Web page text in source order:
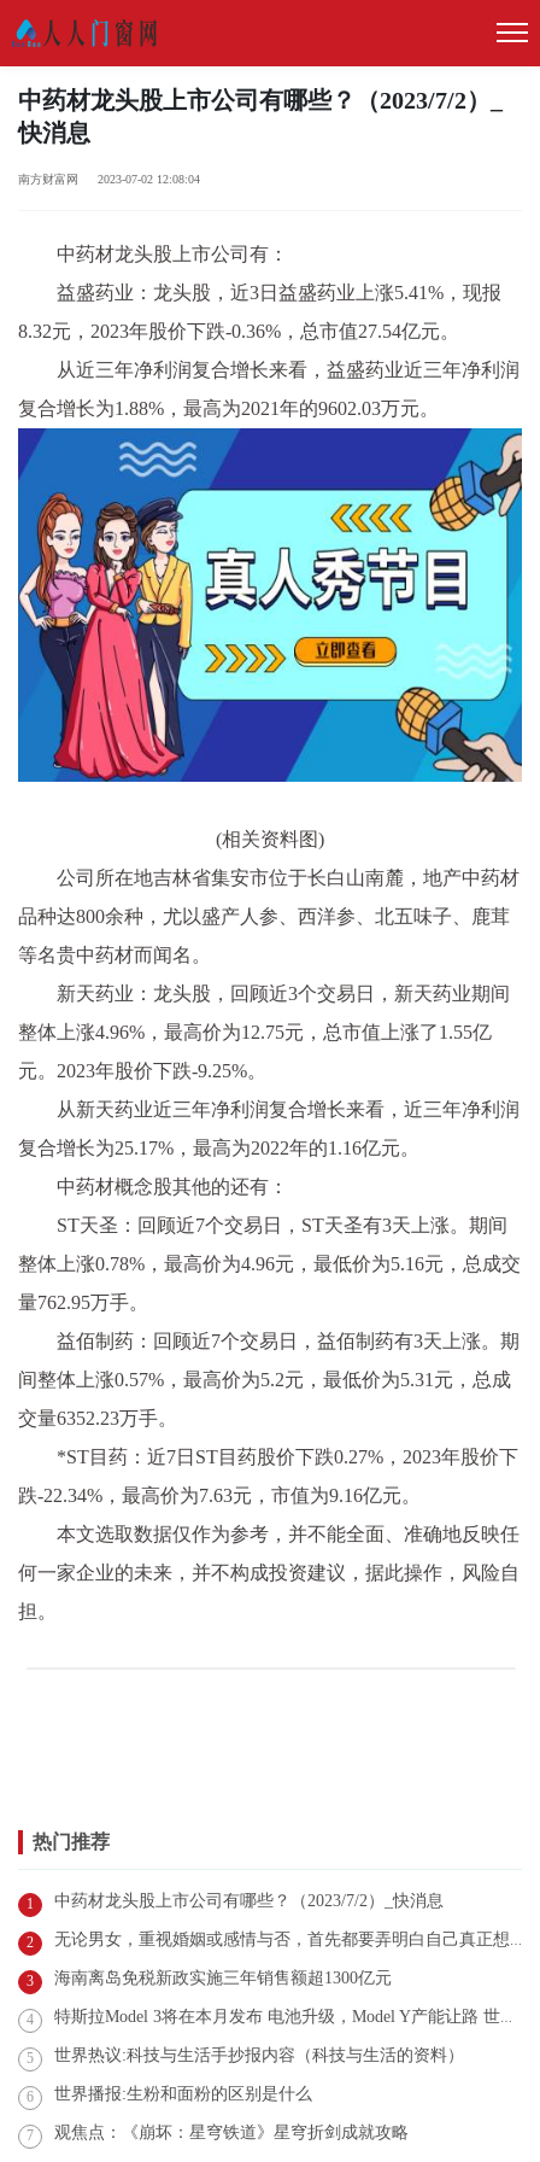
中药材龙头股上市公司有哪些？（2023/7/2）_
快消息
南方财富网 2023-07-02 12:08:04
中药材龙头股上市公司有：
益盛药业：龙头股，近3日益盛药业上涨5.41%，现报
8.32元，2023年股价下跌-0.36%，总市值27.54亿元。
从近三年净利润复合增长来看，益盛药业近三年净利润
复合增长为1.88%，最高为2021年的9602.03万元。
(相关资料图)
公司所在地吉林省集安市位于长白山南麓，地产中药材
品种达800余种，尤以盛产人参、西洋参、北五味子、鹿茸
等名贵中药材而闻名。
新天药业：龙头股，回顾近3个交易日，新天药业期间
整体上涨4.96%，最高价为12.75元，总市值上涨了1.55亿
元。2023年股价下跌-9.25%。
从新天药业近三年净利润复合增长来看，近三年净利润
复合增长为25.17%，最高为2022年的1.16亿元。
中药材概念股其他的还有：
ST天圣：回顾近7个交易日，ST天圣有3天上涨。期间
整体上涨0.78%，最高价为4.96元，最低价为5.16元，总成交
量762.95万手。
益佰制药：回顾近7个交易日，益佰制药有3天上涨。期
间整体上涨0.57%，最高价为5.2元，最低价为5.31元，总成
交量6352.23万手。
*ST目药：近7日ST目药股价下跌0.27%，2023年股价下
跌-22.34%，最高价为7.63元，市值为9.16亿元。
本文选取数据仅作为参考，并不能全面、准确地反映任
何一家企业的未来，并不构成投资建议，据此操作，风险自
担。
热门推荐
1 中药材龙头股上市公司有哪些？（2023/7/2）_快消息
2 无论男女，重视婚姻或感情与否，首先都要弄明白自己真正想要的是什么不是什么？
3 海南离岛免税新政实施三年销售额超1300亿元
4 特斯拉Model 3将在本月发布 电池升级，Model Y产能让路 世界今亮点
5 世界热议:科技与生活手抄报内容（科技与生活的资料）
6 世界播报:生粉和面粉的区别是什么
7 观焦点：《崩坏：星穹铁道》星穹折剑成就攻略